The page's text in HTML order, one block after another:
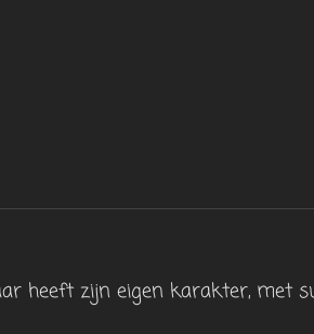
heeft zijn eigen karakter, met